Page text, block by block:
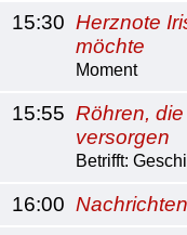
15:30 Herznote
möchte
Moment
15:55 Röhren,
versorgen
Betrifft:
16:00 Nachrichten